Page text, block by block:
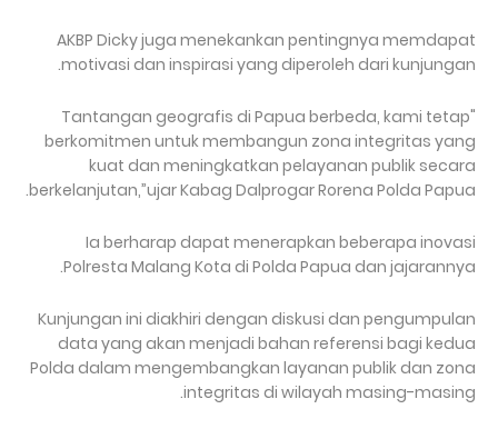
AKBP Dicky juga menekankan pentingnya memdapat
motivasi dan inspirasi yang diperoleh dari kunjungan.
"Tantangan geografis di Papua berbeda, kami tetap
berkomitmen untuk membangun zona integritas yang
kuat dan meningkatkan pelayanan publik secara
berkelanjutan,”ujar Kabag Dalprogar Rorena Polda Papua.
Ia berharap dapat menerapkan beberapa inovasi
Polresta Malang Kota di Polda Papua dan jajarannya.
Kunjungan ini diakhiri dengan diskusi dan pengumpulan
data yang akan menjadi bahan referensi bagi kedua
Polda dalam mengembangkan layanan publik dan zona
integritas di wilayah masing-masing.